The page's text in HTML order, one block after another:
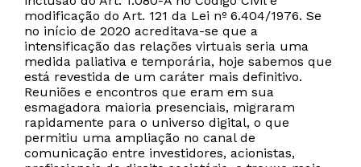
modificação do Art. 121 da Lei nº 6.404/1976. Se
no início de 2020 acreditava-se que a
intensificação das relações virtuais seria uma
medida paliativa e temporária, hoje sabemos que
está revestida de um caráter mais definitivo.
Reuniões e encontros que eram em sua
esmagadora maioria presenciais, migraram
rapidamente para o universo digital, o que
permitiu uma ampliação no canal de
comunicação entre investidores, acionistas,